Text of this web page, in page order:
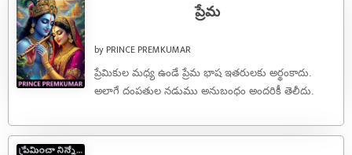
ప్రేమ
by PRINCE PREMKUMAR
ప్రేమికుల మధ్య ఉండే ప్రేమ భాష ఇతరులకు అర్థంకాదు.
అలాగే దంపతుల నడుము అనుబంధం అందరికీ తెలీదు.
పెనవేసుకునేలా ...